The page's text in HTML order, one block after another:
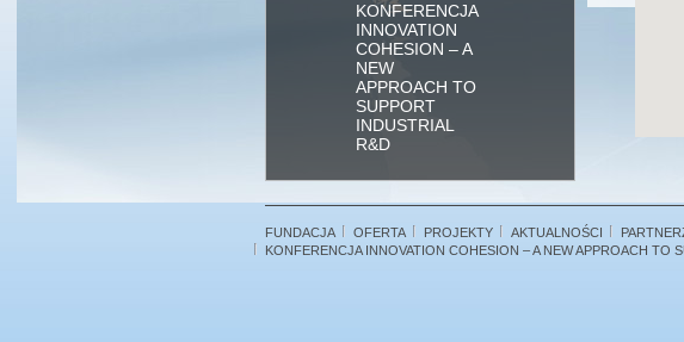
KONFERENCJA
INNOVATION
COHESION – A
NEW
APPROACH TO
SUPPORT
INDUSTRIAL
R&D
FUNDACJA OFERTA PROJEKTY AKTUALNOŚCI
KONFERENCJA INNOVATION COHESION – A NEW APPROACH TO